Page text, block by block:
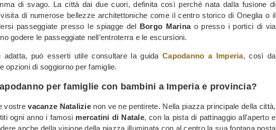
di svago. La città dai due cuori, definita così perché nata dalla fusione di
di numerose bellezze architettoniche come il centro storico di Oneglia o il
passeggiate presso le spiagge del Borgo Marinao presso i portici di via
godere le passeggiate nell’entroterra e le escursioni.
adatta, può esserti utile consultare la guidaCapodanno a Imperia, così da
opzioni di soggiorno per famiglie.
per famiglie con bambini a Imperia e provincia?
vostrevacanze Natalizienon ve ne pentirete. Nella piazza principale della città,
ogni anno i famosi mercatini di Natale, con la pista di pattinaggio all'aperto e
anche della visione della piazza illuminata con al centro la sua fontana posta